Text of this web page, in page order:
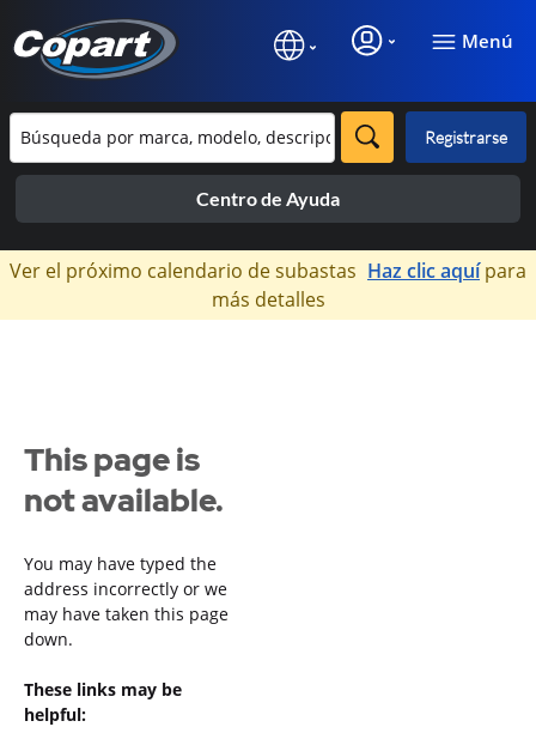
Menú
Registrarse
Centro de Ayuda
×
Ver el próximo calendario de subastas Haz clic aquípara
más detalles
This page is
not available.
You may have typed the
address incorrectly or we
may have taken this page
down.
These links may be
helpful: